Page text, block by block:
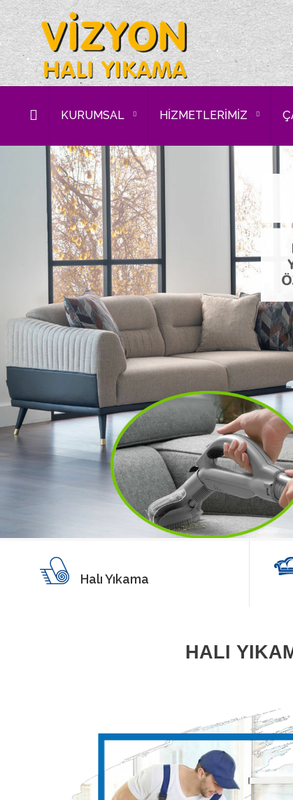
KURUMSAL HİZMETLERİMİZ
Halı Yıkama
HALI